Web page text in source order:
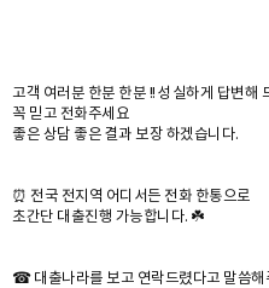
고객 여러분 한분 한분 !! 성실하게 답변해
꼭 믿고 전화주세요
좋은 상담 좋은 결과 보장 하겠습니다.
⏰ 전국 전지역 어디서든 전화 한통으로
초간단 대출진행 가능합니다. ☘️
☎ 대출나라를 보고 연락드렸다고 말씀해